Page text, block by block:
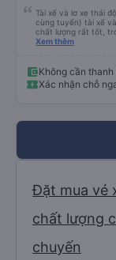
Tài xế và lơ xe thái
cùng tuyến) tài xế
chất lượng rất tốt,
trên app 45p, nhưng
Xem thêm
Không cần
Xác nhận chỗ
Đặt mua vé
chất lượng
chuyến